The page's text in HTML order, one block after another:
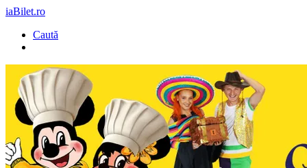
iaBilet.ro
Caută